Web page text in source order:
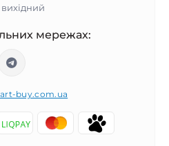
мережах:
buy.com.ua